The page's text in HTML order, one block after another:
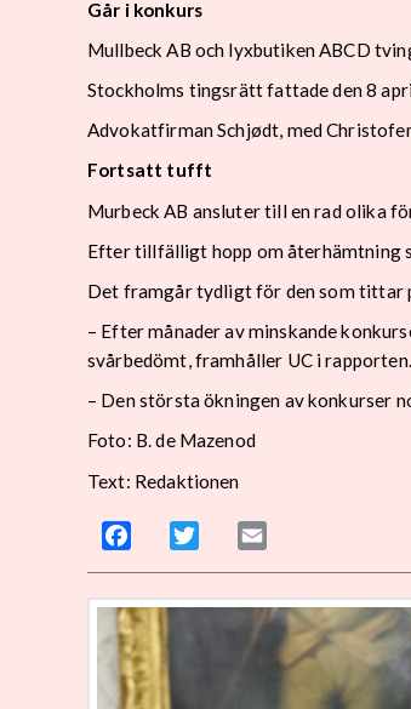
Går i konkurs
Mullbeck AB och lyxbutiken ABCD
Stockholms tingsrätt fattade den 8
Advokatfirman Schjødt, med
Fortsatt tufft
Murbeck AB ansluter till en rad olika
Efter tillfälligt hopp om återhämtning
Det framgår tydligt för den som tittar
– Efter månader av minskande
svårbedömt, framhåller UC i rapporten.
– Den största ökningen av konkurser
Foto: B. de Mazenod
Text: Redaktionen
Facebook Twitter